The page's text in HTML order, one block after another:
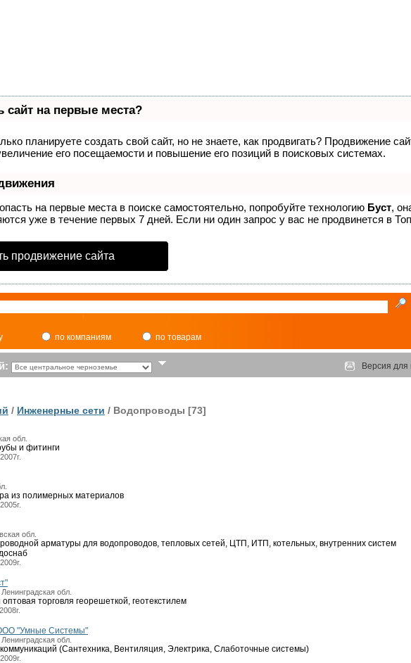
сайт на первые места?
планируете создать свой сайт, но не знаете, как продвигать? Продвижение
его посещаемости и повышение его позиций в поисковых системах.
на первые места в поиске самостоятельно, попробуйте технологию Буст,
уже в течение первых 7 дней. Если ни один запрос у вас не продвинется в
продвижение сайта
по компаниям по товарам
Версия для
/ Инженерные сети / Водопроводы [73]
обл.
и фитинги
из полимерных материалов
обл.
арматуры для водопроводов, тепловых сетей, ЦТП, ИТП, котельных, внутренних систем
обл.
торговля георешеткой, геотекстилем
"Умные Системы"
обл.
(Сантехника, Вентиляция, Электрика, Слаботочные системы)